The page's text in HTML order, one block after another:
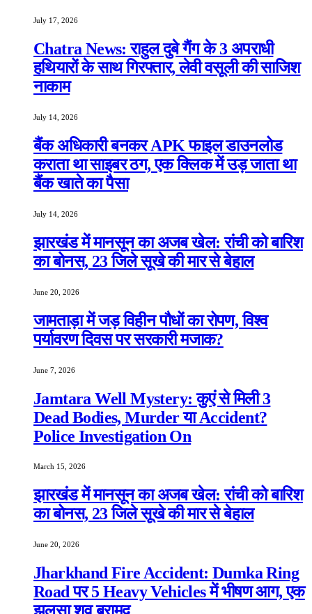
July 17, 2026
Chatra News: राहुल दुबे गैंग के 3 अपराधी
हथियारों के साथ गिरफ्तार, लेवी वसूली की साजिश
नाकाम
July 14, 2026
बैंक अधिकारी बनकर APK फाइल डाउनलोड
कराता था साइबर ठग, एक क्लिक में उड़ जाता था
बैंक खाते का पैसा
July 14, 2026
झारखंड में मानसून का अजब खेल: रांची को बारिश
का बोनस, 23 जिले सूखे की मार से बेहाल
June 20, 2026
जामताड़ा में जड़ विहीन पौधों का रोपण, विश्व
पर्यावरण दिवस पर सरकारी मजाक?
June 7, 2026
Jamtara Well Mystery: कुएं से मिली 3
Dead Bodies, Murder या Accident?
Police Investigation On
March 15, 2026
झारखंड में मानसून का अजब खेल: रांची को बारिश
का बोनस, 23 जिले सूखे की मार से बेहाल
June 20, 2026
Jharkhand Fire Accident: Dumka Ring
Road पर 5 Heavy Vehicles में भीषण आग, एक